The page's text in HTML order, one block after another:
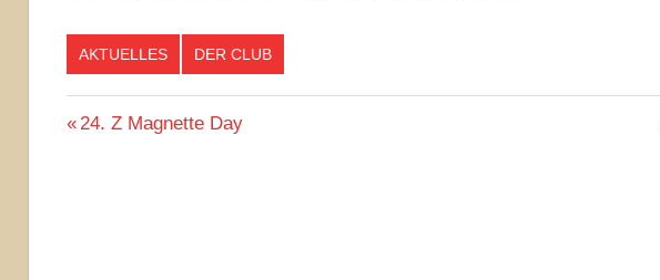
AKTUELLES DER CLUB
Beitragsnavigation
Vorheriger
24. Z Magnette Day